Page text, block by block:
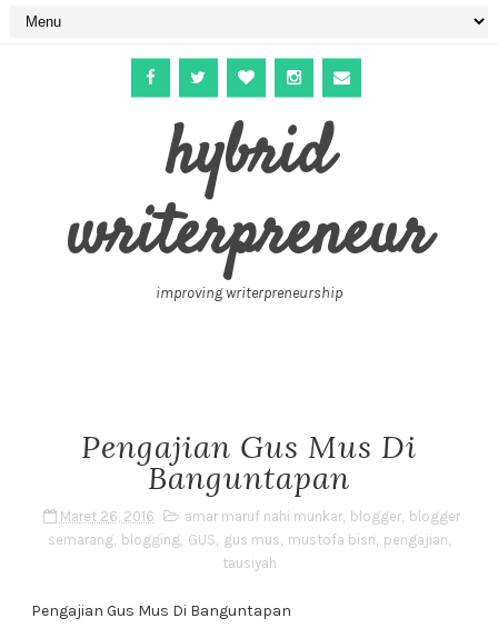
hybrid
writerpreneur
improving writerpreneurship
Pengajian Gus Mus Di
Banguntapan
Maret 26, 2016 amar maruf nahi munkar, blogger, blogger
semarang, blogging, GUS, gus mus, mustofa bisri, pengajian,
tausiyah
Pengajian Gus Mus Di Banguntapan